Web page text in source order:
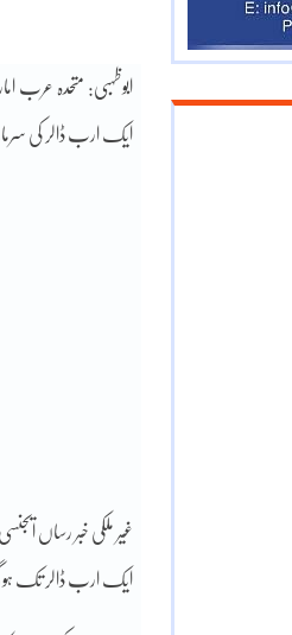
ابوظہبی: متحدہ عرب
ایک ارب ڈالر کی
غیر ملکی خبر رساں
ایک ارب ڈالر تک ہو